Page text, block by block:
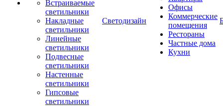
Встраиваемые
светильники
Накладные
светильники
Линейные
светильники
Подвесные
светильники
Настенные
светильники
Гипсовые
светильники
Светодизайн
Офисы
Коммерческие
помещения
Рестораны
Частные дома
Кухни